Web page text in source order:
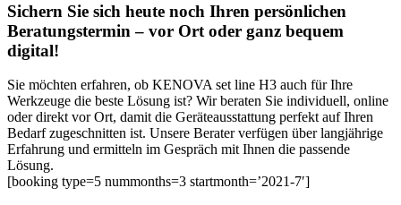
Sichern Sie sich heute noch Ihren persönlichen
Beratungs­termin – vor Ort oder ganz bequem
digital!
Sie möchten erfahren, ob KENOVA set line H3 auch für Ihre
Werkzeuge die beste Lösung ist? Wir beraten Sie individuell, online
oder direkt vor Ort, damit die Geräteausstattung perfekt auf Ihren
Bedarf zugeschnitten ist. Unsere Berater verfügen über langjährige
Erfahrung und ermitteln im Gespräch mit Ihnen die passende
Lösung.
[booking type=5 nummonths=3 startmonth=’2021-7′]